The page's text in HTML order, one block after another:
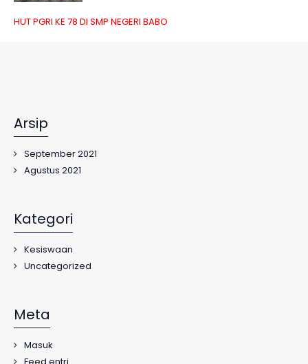
HUT PGRI KE 78 DI SMP NEGERI BABO
Arsip
September 2021
Agustus 2021
Kategori
Kesiswaan
Uncategorized
Meta
Masuk
Feed entri